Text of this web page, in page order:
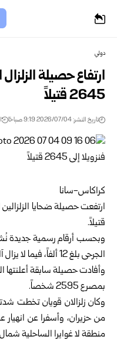
دولي
ارتفاع حصيلة
2645 قتيلاً
تاريخ النشر: 2026/07/04 9:19 صباحًا
كراكاس-سانا
قتيلاً.
وبحسب أرقام رسمية جديدة
الجرحى بلغ 12 ألفاً، فيما لا يزال آلاف الأشخاص في عداد المفقودين.
وأفادت حصيلة سابقة أعلنتها
بمصرع 2595 شخصاً.
من حزيران، وأسفرا عن
منطقة لا غوايرا الساحلية